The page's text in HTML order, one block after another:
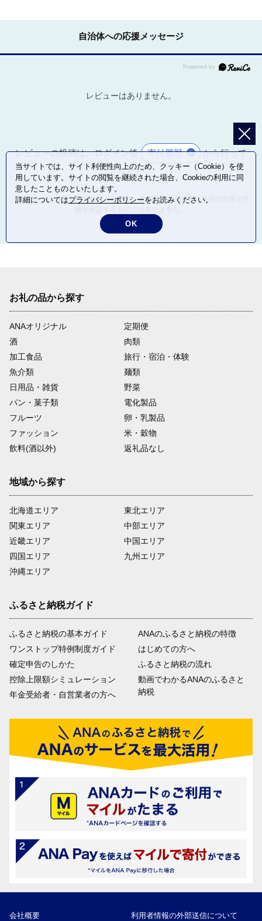
自治体への応援メッセージ
レビューはありません。
レビューの投稿は、ログイン後 寄付履歴
から行って
ください。
※レビューは、個人の主観による感想・体感によるもので、商品の効果や性
お礼の品から探す
ANAオリジナル
定期便
酒
肉類
加工食品
旅行・宿泊・体験
魚介類
麺類
日用品・雑貨
野菜
パン・菓子類
電化製品
フルーツ
卵・乳製品
ファッション
米・穀物
飲料(酒以外)
返礼品なし
地域から探す
北海道エリア
関東エリア
近畿エリア
四国エリア
沖縄エリア
東北エリア
中部エリア
中国エリア
九州エリア
ふるさと納税ガイド
ふるさと納税の基本ガイド
ワンストップ特例制度ガイド
確定申告のしかた
控除上限額シミュレーション
年金受給者・自営業者の方へ
ANAのふるさと納税の特徴
はじめての方へ
ふるさと納税の流れ
動画でわかるANAのふるさと
納税
会社概要 利用者情報の外部送信について
当サイトでは、サイト利便性向上のため、クッキー（Cookie）を使
用しています。サイトの閲覧を継続された場合、Cookieの利用に同
意したことものといたします。
詳細についてはプライバシーポリシーをお読みください。
OK